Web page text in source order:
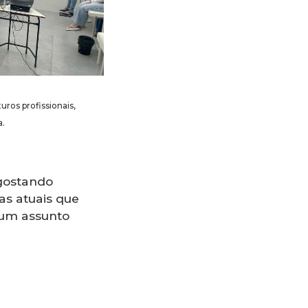
profissionais,
atuais que
assunto